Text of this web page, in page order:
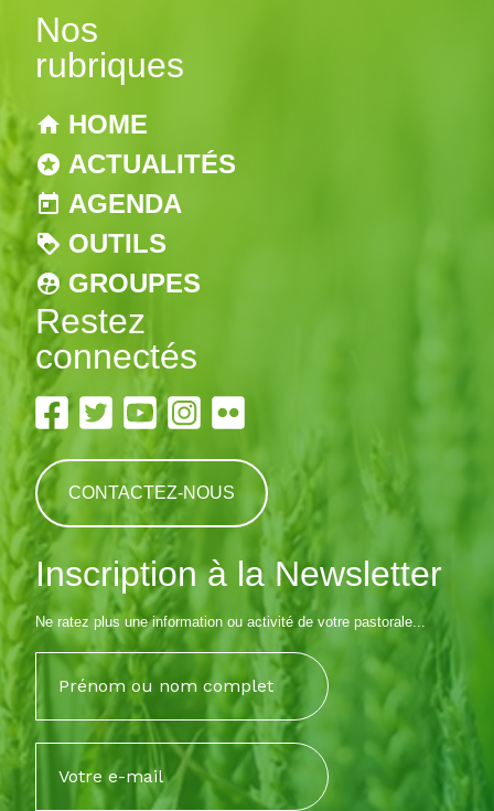
Nos
rubriques
HOME
ACTUALITÉS
AGENDA
OUTILS
GROUPES
Restez
connectés
CONTACTEZ-NOUS
Inscription à la Newsletter
Ne ratez plus une information ou activité de votre pastorale...